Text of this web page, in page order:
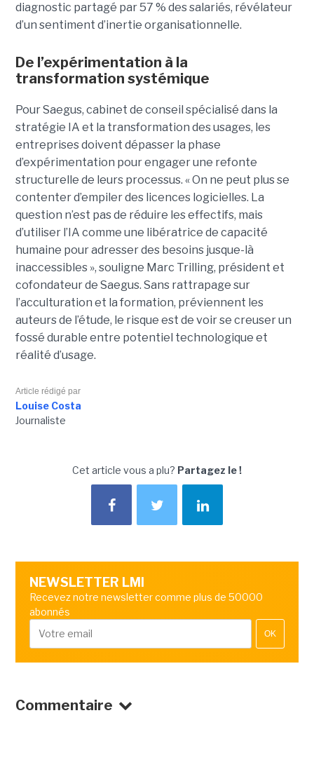
diagnostic partagé par 57 % des salariés, révélateur
d’un sentiment d’inertie organisationnelle.
De l’expérimentation à la
transformation systémique
Pour Saegus, cabinet de conseil spécialisé dans la
stratégie IA et la transformation des usages, les
entreprises doivent dépasser la phase
d’expérimentation pour engager une refonte
structurelle de leurs processus. « On ne peut plus se
contenter d’empiler des licences logicielles. La
question n’est pas de réduire les effectifs, mais
d’utiliser l’IA comme une libératrice de capacité
humaine pour adresser des besoins jusque-là
inaccessibles », souligne Marc Trilling, président et
cofondateur de Saegus. Sans rattrapage sur
l’acculturation et la formation, préviennent les
auteurs de l’étude, le risque est de voir se creuser un
fossé durable entre potentiel technologique et
réalité d’usage.
Article rédigé par
Louise Costa
Journaliste
Cet article vous a plu? Partagez le !
NEWSLETTER LMI
Recevez notre newsletter comme plus de 50000
abonnés
OK
Commentaire